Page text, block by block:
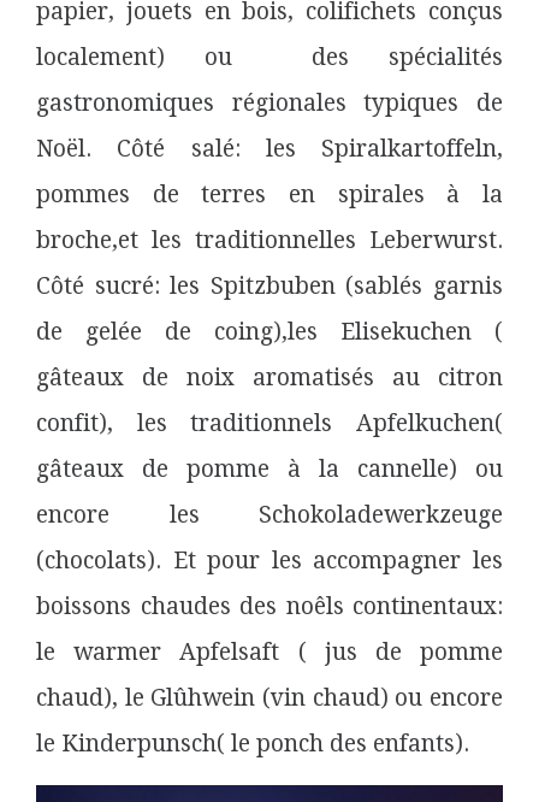
papier, jouets en bois, colifichets conçus
localement) ou des spécialités
gastronomiques régionales typiques de
Noël. Côté salé: les Spiralkartoffeln,
pommes de terres en spirales à la
broche,et les traditionnelles Leberwurst.
Côté sucré: les Spitzbuben (sablés garnis
de gelée de coing),les Elisekuchen (
gâteaux de noix aromatisés au citron
confit), les traditionnels Apfelkuchen(
gâteaux de pomme à la cannelle) ou
encore les Schokoladewerkzeuge
(chocolats). Et pour les accompagner les
boissons chaudes des noêls continentaux:
le warmer Apfelsaft ( jus de pomme
chaud), le Glûhwein (vin chaud) ou encore
le Kinderpunsch( le ponch des enfants).